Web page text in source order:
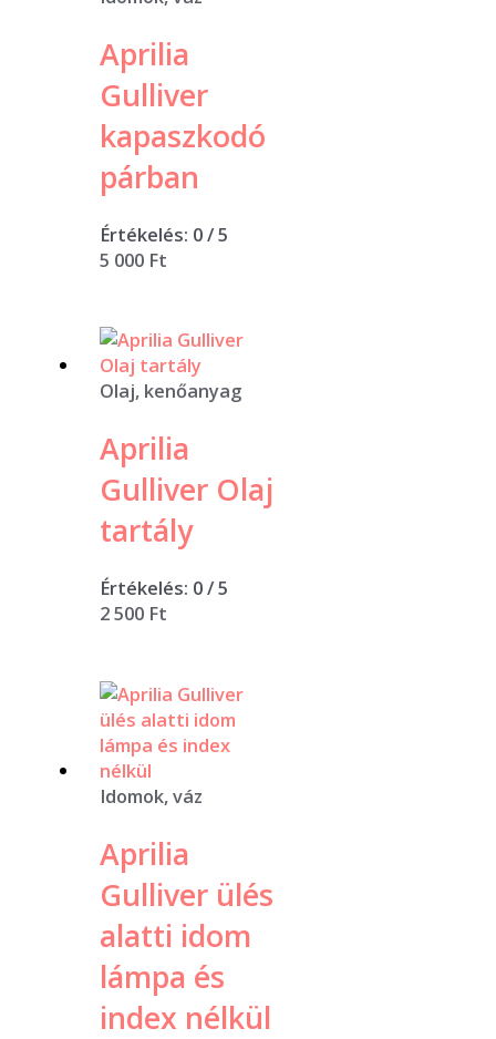
Aprilia
Gulliver
kapaszkodó
párban
Értékelés: 0/ 5
5 000 Ft
Olaj, kenőanyag
Aprilia
Gulliver Olaj
tartály
Értékelés: 0/ 5
2 500 Ft
Idomok, váz
Aprilia
Gulliver ülés
alatti idom
lámpa és
index nélkül